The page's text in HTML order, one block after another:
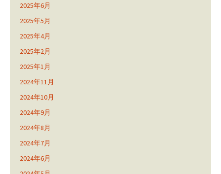
2025年6月
2025年5月
2025年4月
2025年2月
2025年1月
2024年11月
2024年10月
2024年9月
2024年8月
2024年7月
2024年6月